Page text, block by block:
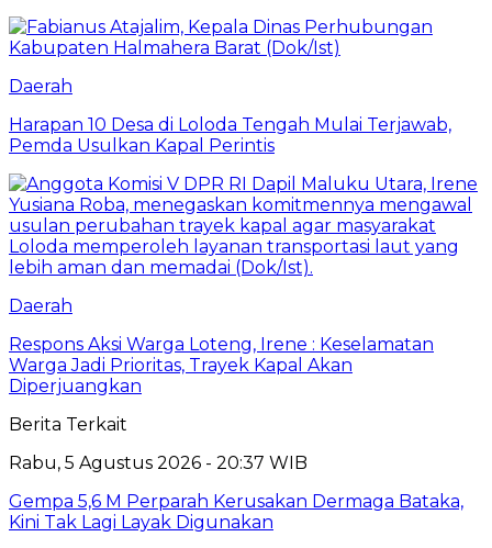
Daerah
Harapan 10 Desa di Loloda Tengah Mulai Terjawab,
Pemda Usulkan Kapal Perintis
Daerah
Respons Aksi Warga Loteng, Irene : Keselamatan
Warga Jadi Prioritas, Trayek Kapal Akan
Diperjuangkan
Berita Terkait
Rabu, 5 Agustus 2026 - 20:37 WIB
Gempa 5,6 M Perparah Kerusakan Dermaga Bataka,
Kini Tak Lagi Layak Digunakan